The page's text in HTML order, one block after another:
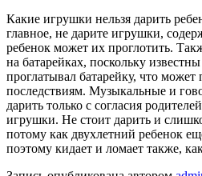
Какие игрушки нельзя дарить
главное, не дарите игрушки,
ребенок может их проглотить.
на батарейках, поскольку
проглатывал батарейку, что может
последствиям. Музыкальные и
дарить только с согласия
игрушки. Не стоит дарить и
потому как двухлетний ребенок
поэтому кидает и ломает также,